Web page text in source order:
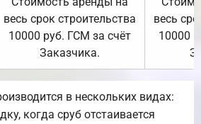
весь срок строительства
10000 руб. ГСМ за счёт
Заказчика.
весь
10000
в нескольких видах:
когда сруб отстаивается